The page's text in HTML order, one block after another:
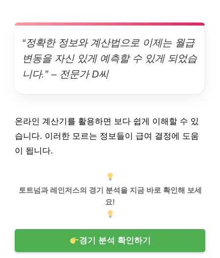
“정확한 정보와 계산법으로 이제는 월급
변동을 자신 있게 예측할 수 있게 되었습
니다.” – 전문가 D씨
온라인 계산기를 활용하면 보다 쉽게 이해할 수 있
습니다. 이러한 모르는 정보들이 급여 결정에 도움
이 됩니다.
토트넘과 레인저스의 경기 분석을 지금 바로 확인해 보세
요!
경기 분석 확인하기